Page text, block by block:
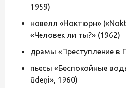
1959)
новелл «Ноктюрн»
«Человек ли ты?» (1962)
драмы «Преступление в
пьесы «Беспокойные
ūdeņi», 1960)